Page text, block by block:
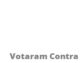
Votaram Contra